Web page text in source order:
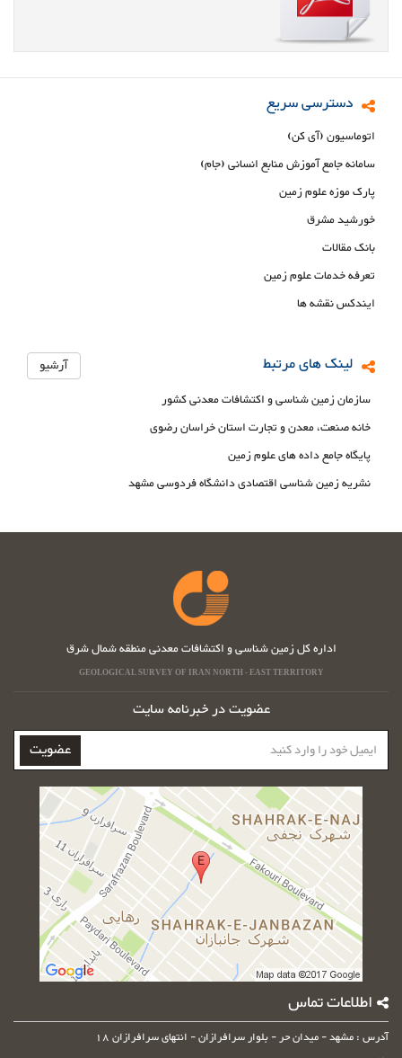
دسترسی سریع
اتوماسیون (آی کن)
سامانه جامع آموزش منابع انسانی (جام)
پارک موزه علوم زمین
خورشید مشرق
بانک مقالات
تعرفه خدمات علوم زمین
ایندکس نقشه ها
لینک های مرتبط آرشیو
سازمان زمین شناسی و اکتشافات معدنی کشور
خانه صنعت، معدن و تجارت استان خراسان رضوی
پایگاه جامع داده های علوم زمین
نشریه زمین شناسی اقتصادی دانشگاه فردوسی مشهد
اطلاعات تماس
آدرس : مشهد - میدان حر - بلوار سرافرازان - انتهای سرافرازان 18
اداره کل زمین شناسی و اکتشافات معدنی منطقه شمال شرق
GEOLOGICAL SURVEY OF IRAN NORTH - EAST TERRITORY
عضویت در خبرنامه سایت
ایمیل
خود
را
عضویت